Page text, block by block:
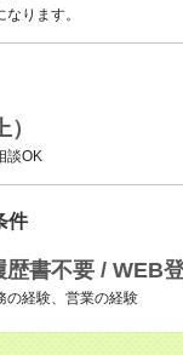
ります。
談OK
件
歴書不要 / WEB
の経験、営業の経験